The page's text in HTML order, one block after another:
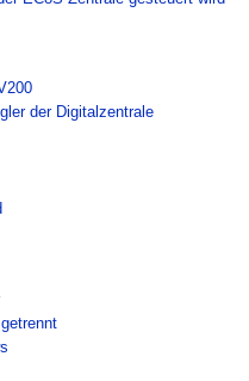
der Digitalzentrale